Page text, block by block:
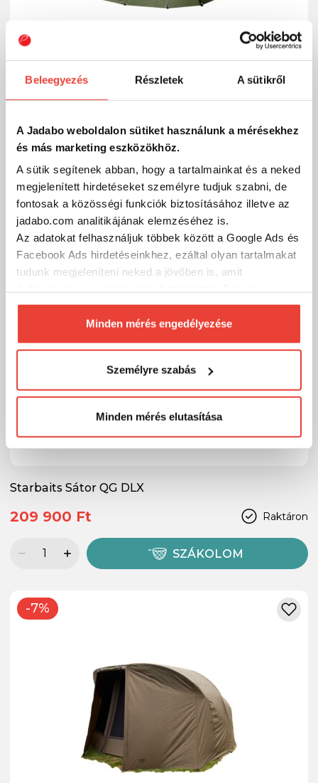
Beleegyezés Részletek A sütikről
A Jadabo weboldalon sütiket használunk a mérésekhez
és más marketing eszközökhöz.
A sütik segítenek abban, hogy a tartalmainkat és a neked
megjelenített hirdetéseket személyre tudjuk szabni, de
fontosak a közösségi funkciók biztosításához illetve az
jadabo.com analitikájának elemzéséhez is.
Az adatokat felhasználjuk többek között a Google Ads és
Facebook Ads hirdetéseinkhez, ezáltal olyan tartalmakat
tudunk megjeleníteni neked a jövőben is, amit
biztosításához arra kérünk, hogy engedd meg
számunkra minden mérés használatát.
Természetesensoha semmilyen formában nem fogunk
megváltoztathatod a döntésed ezzel kapcsolatban.
Előre is köszönjük!
Minden mérés engedélyezése
Személyre szabás
Minden mérés elutasítása
Raktáron
156 379 Ft
SZÁKOLOM
-7%
Starbaits Sátor QG DLX
Raktáron
209 900 Ft
SZÁKOLOM
-7%